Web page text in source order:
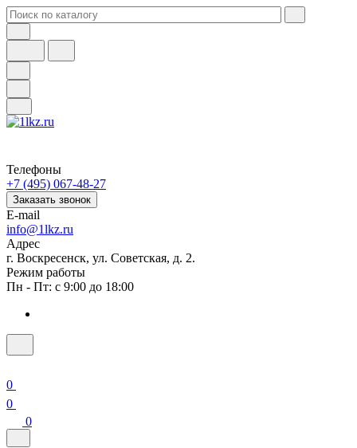
Телефоны
+7 (495) 067-48-27
Заказать звонок
E-mail
info@1lkz.ru
Адрес
г. Воскресенск, ул. Советская, д. 2.
Режим работы
Пн - Пт: с 9:00 до 18:00
0
0
0